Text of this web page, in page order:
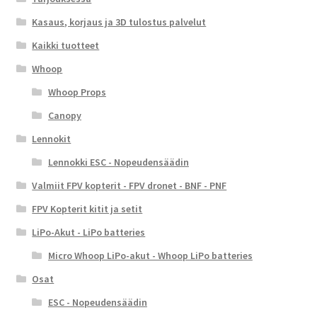
Kasaus, korjaus ja 3D tulostus palvelut
Kaikki tuotteet
Whoop
Whoop Props
Canopy
Lennokit
Lennokki ESC - Nopeudensäädin
Valmiit FPV kopterit - FPV dronet - BNF - PNF
FPV Kopterit kitit ja setit
LiPo-Akut - LiPo batteries
Micro Whoop LiPo-akut - Whoop LiPo batteries
Osat
ESC - Nopeudensäädin